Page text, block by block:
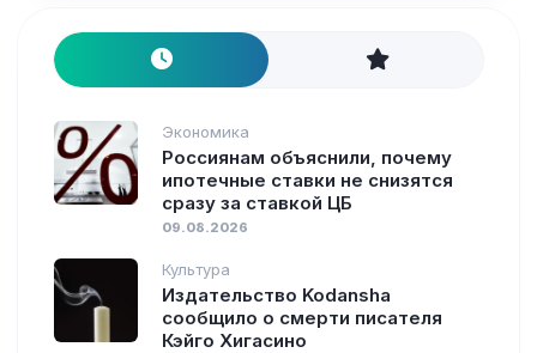
Экономика
Россиянам объяснили, почему
ипотечные ставки не снизятся
сразу за ставкой ЦБ
09.08.2026
Культура
Издательство Kodansha
сообщило о смерти писателя
Кэйго Хигасино